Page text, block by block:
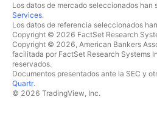
Los datos de mercado seleccionados han
Services.
Los datos de referencia seleccionados
Copyright © 2026 FactSet Research
Copyright © 2026, American Bankers
facilitada por FactSet Research Systems
reservados.
Documentos presentados ante la SEC y
Quartr.
© 2026 TradingView, Inc.